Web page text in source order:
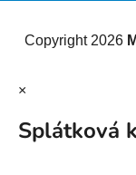
Copyright 2026
×
Splátková